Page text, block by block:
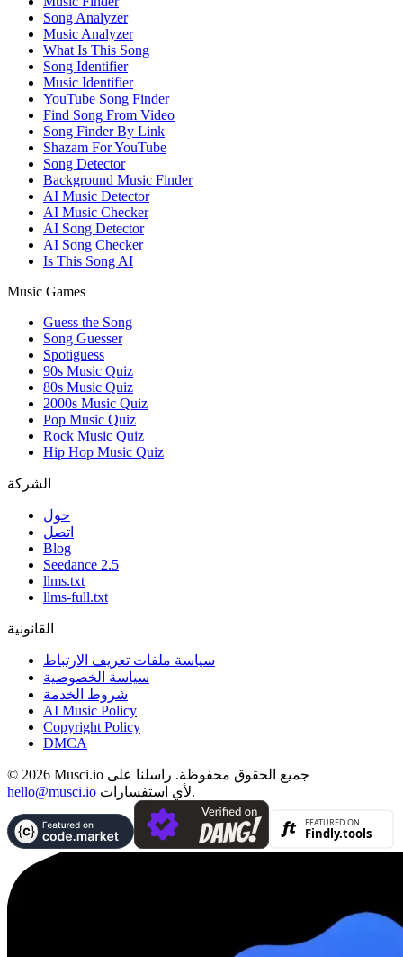
Song Analyzer
Music Analyzer
What Is This Song
Song Identifier
Music Identifier
YouTube Song Finder
Find Song From Video
Song Finder By Link
Shazam For YouTube
Song Detector
Background Music Finder
AI Music Detector
AI Music Checker
AI Song Detector
AI Song Checker
Is This Song AI
Music Games
Guess the Song
Song Guesser
Spotiguess
90s Music Quiz
80s Music Quiz
2000s Music Quiz
Pop Music Quiz
Rock Music Quiz
Hip Hop Music Quiz
الشركة
حول
اتصل
Blog
Seedance 2.5
llms.txt
llms-full.txt
القانونية
سياسة ملفات تعريف الارتباط
سياسة الخصوصية
شروط الخدمة
AI Music Policy
Copyright Policy
DMCA
© 2026 Musci.io جميع الحقوق محفوظة. راسلنا على
hello@musci.io
لأي استفسارات.